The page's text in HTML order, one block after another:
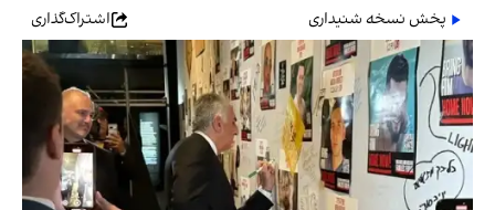
پخش نسخه شنیداری
اشتراک‌گذاری